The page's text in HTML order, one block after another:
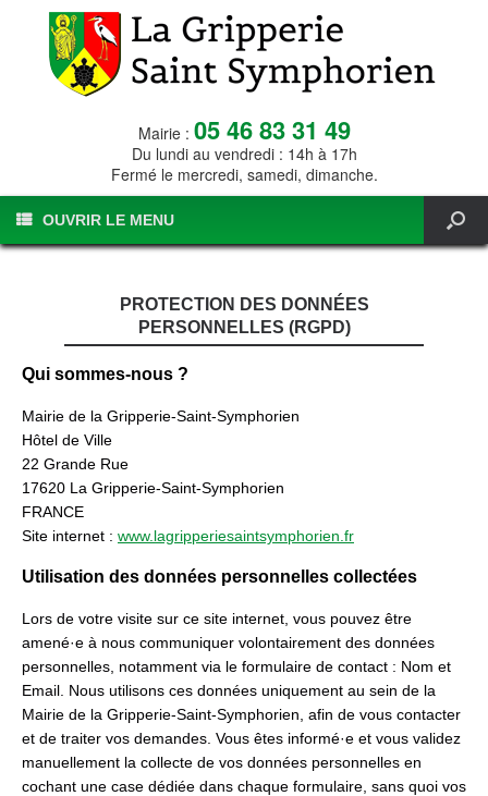
Mairie : 05 46 83 31 49
Du lundi au vendredi : 14h à 17h
Fermé le mercredi, samedi, dimanche.
OUVRIR LE MENU
PROTECTION DES DONNÉES
PERSONNELLES (RGPD)
Qui sommes-nous ?
Mairie de la Gripperie-Saint-Symphorien
Hôtel de Ville
22 Grande Rue
17620 La Gripperie-Saint-Symphorien
FRANCE
Site internet : www.lagripperiesaintsymphorien.fr
Utilisation des données personnelles collectées
Lors de votre visite sur ce site internet, vous pouvez être
amené·e à nous communiquer volontairement des données
personnelles, notamment via le formulaire de contact : Nom et
Email. Nous utilisons ces données uniquement au sein de la
Mairie de la Gripperie-Saint-Symphorien, afin de vous contacter
et de traiter vos demandes. Vous êtes informé·e et vous validez
manuellement la collecte de vos données personnelles en
cochant une case dédiée dans chaque formulaire, sans quoi vos